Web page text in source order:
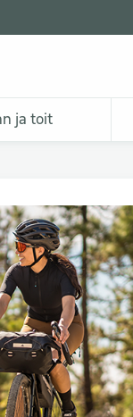
ja toit